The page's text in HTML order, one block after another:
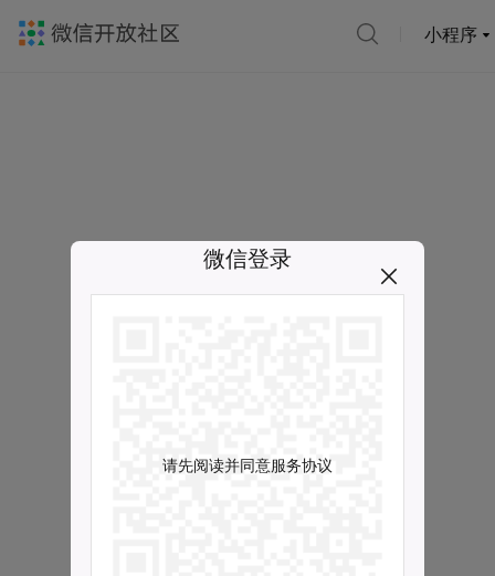
小程序
微信登录
请先阅读并同意服务协议